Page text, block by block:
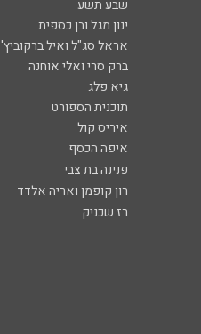
שבע תשע
ינון מגל ובן כספית
אראל סג"ל ואיל ברקוביץ'
ברק סרי ואלי אוחנה
גיא פלג
תוכנית הספורט
איריס קול
איפה הכסף
פנינה בת צבי
רון קופמן ואריה אלדד
רז שכניק